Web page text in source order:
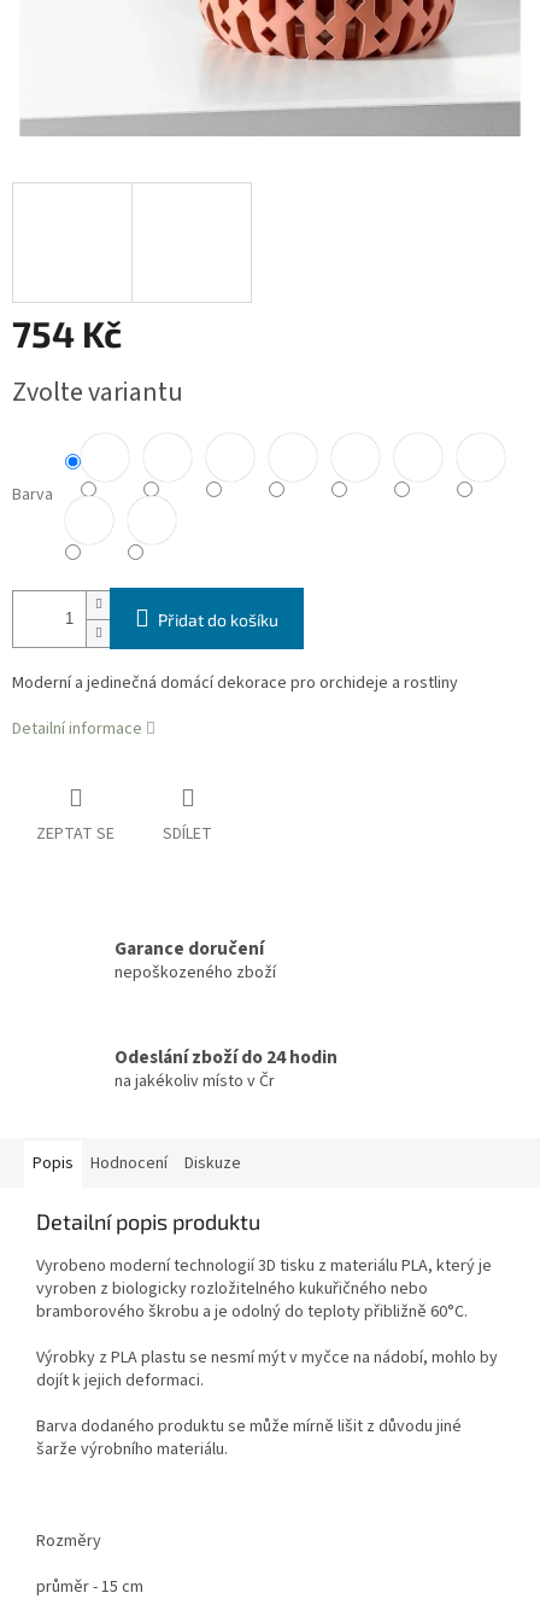
754 Kč
cena:
Zvolte variantu
Barva
Přidat do košíku
Moderní a jedinečná domácí dekorace pro orchideje a rostliny
Detailní informace
ZEPTAT SE SDÍLET
Garance doručení
nepoškozeného zboží
Odeslání zboží do 24 hodin
na jakékoliv místo v Čr
Popis Hodnocení Diskuze
Detailní popis produktu
Vyrobeno moderní technologií 3D tisku z materiálu PLA, který je
vyroben z biologicky rozložitelného kukuřičného nebo
bramborového škrobu a je odolný do teploty přibližně 60°C.
Výrobky z PLA plastu se nesmí mýt v myčce na nádobí, mohlo by
dojít k jejich deformaci.
Barva dodaného produktu se může mírně lišit z důvodu jiné
šarže výrobního materiálu.
Rozměry
průměr - 15 cm